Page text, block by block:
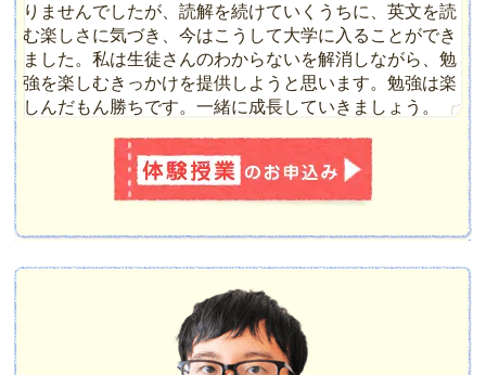
りませんでしたが、読解を続けていくうちに、英文を読
む楽しさに気づき、今はこうして大学に入ることができ
ました。私は生徒さんのわからないを解消しながら、勉
強を楽しむきっかけを提供しようと思います。勉強は楽
しんだもん勝ちです。一緒に成長していきましょう。